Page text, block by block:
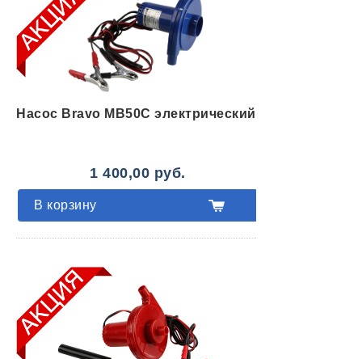
Насос Bravo MB50C электрический
В корзину
1 400,00 руб.